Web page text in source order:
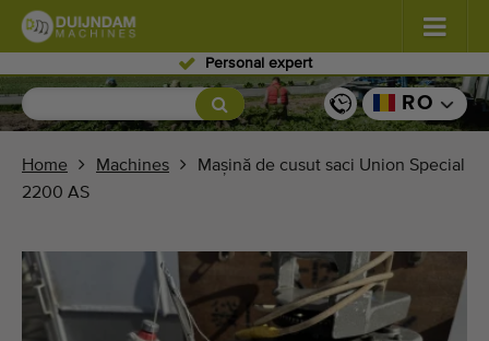
Personal expert
Flori şi plante
Producţie de seră zarzavaturi
Pomicultură (336)
Benzi transportoare (441)
RO
Home Machines
Mașină de cusut saci Union Special
2200 AS